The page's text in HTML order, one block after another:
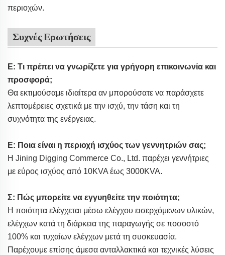
περιοχών.
Συχνές Ερωτήσεις
Ε: Τι πρέπει να γνωρίζετε για γρήγορη επικοινωνία και
προσφορά;
Θα εκτιμούσαμε ιδιαίτερα αν μπορούσατε να παράσχετε
λεπτομέρειες σχετικά με την ισχύ, την τάση και τη
συχνότητα της ενέργειας.
Ε: Ποια είναι η περιοχή ισχύος των γεννητριών σας;
Η Jining Digging Commerce Co., Ltd. παρέχει γεννήτριες
με εύρος ισχύος από 10KVA έως 3000KVA.
Σ: Πώς μπορείτε να εγγυηθείτε την ποιότητα;
Η ποιότητα ελέγχεται μέσω ελέγχου εισερχόμενων υλικών,
ελέγχων κατά τη διάρκεια της παραγωγής σε ποσοστό
100% και τυχαίων ελέγχων μετά τη συσκευασία.
Παρέχουμε επίσης άμεσα ανταλλακτικά και τεχνικές λύσεις